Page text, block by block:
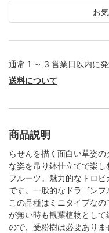
お
通常 1 ～ 3 営業日以内に
送料について
商品説明
らせんを描く面白い草姿
な姿を吊り鉢仕立てで楽
フルーツ。魅力的なトロ
です。一般的なドラゴンフ
この品種はミニタイプな
が無い時も観葉植物とし
ので、受粉樹は必要あり